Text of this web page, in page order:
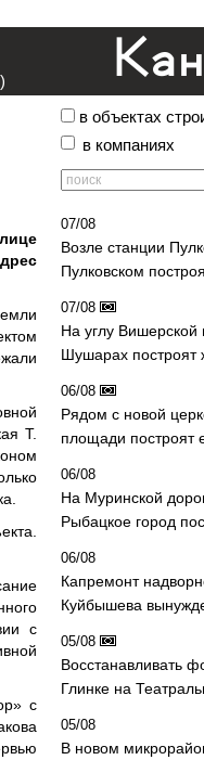
Т.
с
с
в объектах
в компаниях
07/08
Возле станции
Пулковском
07/08
На углу Вишерской
Шушарах построят
06/08
Рядом с новой
площади построят
06/08
На Муринской
Рыбацкое город
06/08
Капремонт
Куйбышева
05/08
Восстанавливать
Глинке на
05/08
В новом